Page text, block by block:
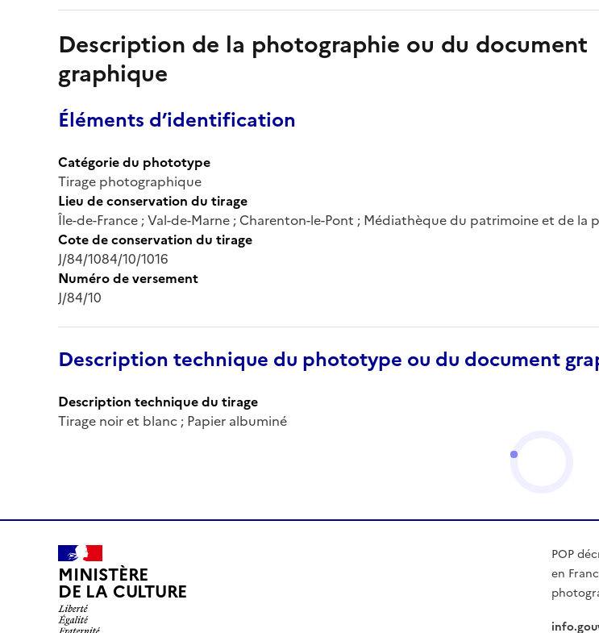
Description de la photographie ou du document
graphique
Éléments d’identification
Catégorie du phototype
Tirage photographique
Lieu de conservation du tirage
Île-de-France ; Val-de-Marne ; Charenton-le-Pont ; Médiathèque du patrimoine et de la
Cote de conservation du tirage
J/84/1084/10/1016
Numéro de versement
J/84/10
Description technique du phototype ou du document
Description technique du tirage
Tirage noir et blanc ; Papier albuminé
MINISTÈRE
DE LA CULTURE
POP
en